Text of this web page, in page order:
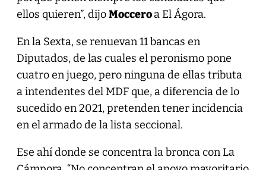
ellos quieren”, dijoMocceroa El Ágora.
En la Sexta, se renuevan 11 bancas en
Diputados, de las cuales el peronismo pone
cuatro en juego, pero ninguna de ellas tributa
a intendentes del MDF que, a diferencia de lo
sucedido en 2021, pretenden tener incidencia
en el armado de la lista seccional.
Ese ahí donde se concentra la bronca con La